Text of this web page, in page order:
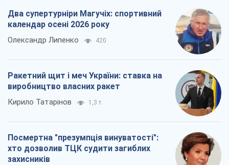
Два супертурніри Магучіх: спортивний
календар осені 2026 року
Олександр Липенко 420
Ракетний щит і меч України: ставка на
виробництво власних ракет
Кирило Татарінов 1,3 т.
Посмертна "презумпція винуватості":
хто дозволив ТЦК судити загиблих
захисників